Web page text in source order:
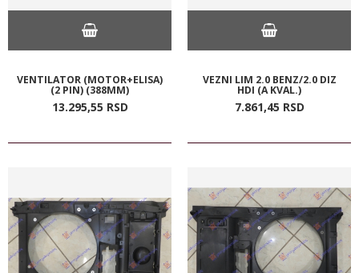
VENTILATOR (MOTOR+ELISA)
(2 PIN) (388MM)
13.295,55 RSD
VEZNI LIM 2.0 BENZ/2.0 DIZ
HDI (A KVAL.)
7.861,45 RSD